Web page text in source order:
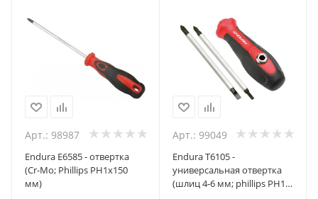
Арт.: 98987
Endura E6585 - отвертка
(Cr-Mo; Phillips PH1x150
мм)
Арт.: 99049
Endura T6105 -
универсальная отвертка
(шлиц 4-6 мм; phillips PH1-